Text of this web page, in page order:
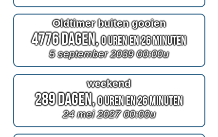
Oldtimer buiten gooien
4776 Dagen,0 Uren en 26 Minuten
5 september 2039 00:00u
weekend
289 Dagen,0 Uren en 26 Minuten
24 mei 2027 00:00u